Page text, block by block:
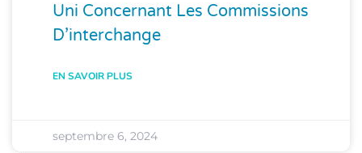
Uni Concernant Les Commissions
D’interchange
EN SAVOIR PLUS
septembre 6, 2024